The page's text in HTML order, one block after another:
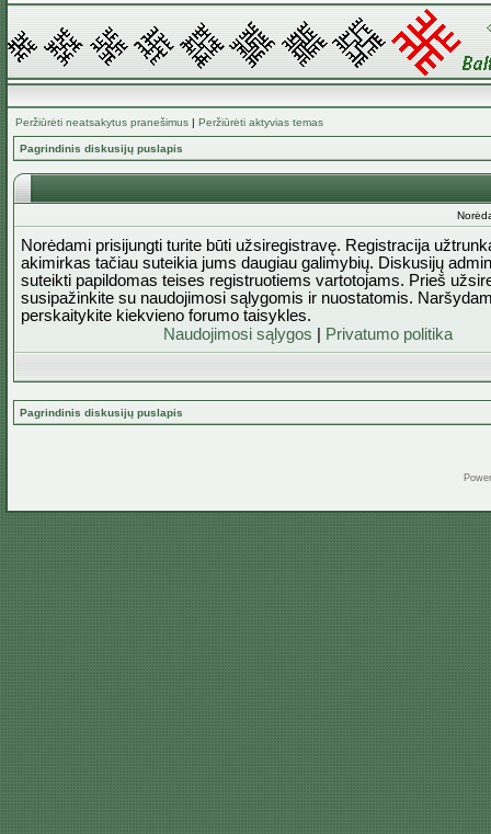
Peržiūrėti neatsakytus pranešimus | Peržiūrėti aktyvias temas
Pagrindinis diskusijų puslapis
Norėdami prisijungti turite būti užsiregistravę. Registracija
akimirkas tačiau suteikia jums daugiau galimybių. Diskusijų
suteikti papildomas teises registruotiems vartotojams. Prieš
susipažinkite su naudojimosi sąlygomis ir nuostatomis.
perskaitykite kiekvieno forumo taisykles.
Naudojimosi sąlygos
Privatumo politika
Pagrindinis diskusijų puslapis